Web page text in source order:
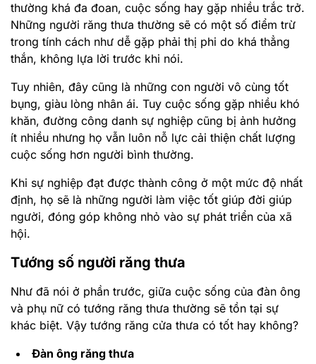
thường khá đa đoan, cuộc sống hay gặp nhiều trắc trở.
Những người răng thưa thường sẽ có một số điểm trừ
trong tính cách như dễ gặp phải thị phi do khá thẳng
thắn, không lựa lời trước khi nói.
Tuy nhiên, đây cũng là những con người vô cùng tốt
bụng, giàu lòng nhân ái. Tuy cuộc sống gặp nhiều khó
khăn, đường công danh sự nghiệp cũng bị ảnh hưởng
ít nhiều nhưng họ vẫn luôn nỗ lực cải thiện chất lượng
cuộc sống hơn người bình thường.
Khi sự nghiệp đạt được thành công ở một mức độ nhất
định, họ sẽ là những người làm việc tốt giúp đời giúp
người, đóng góp không nhỏ vào sự phát triển của xã
hội.
Tướng số người răng thưa
Như đã nói ở phần trước, giữa cuộc sống của đàn ông
và phụ nữ có tướng răng thưa thường sẽ tồn tại sự
khác biệt. Vậy tướng răng cửa thưa có tốt hay không?
Đàn ông răng thưa